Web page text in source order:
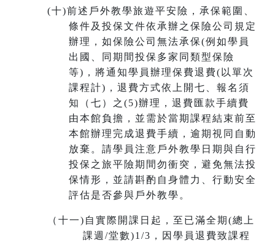
(十)前述戶外教學旅遊平安險，承保範圍、
條件及投保文件依承辦之保險公司規定
辦理，如保險公司無法承保(例如學員
出國、同期間投保多家同類型保險
等)，將通知學員辦理保費退費(以單次
課程計)，退費方式依上開七、報名須
知（七）之(5)辦理，退費匯款手續費
由本館負擔，並需於當期課程結束前至
本館辦理完成退費手續， 逾期視同自動
放棄 。請學員注意戶外教學日期與自行
投保之旅平險期間勿衝突，避免無法投
保情形，並請斟酌自身體力、行動安全
評估是否參與戶外教學。
（十一) 自實際開課日起，至已滿全期(總上
課週/堂數)1/3，因學員退費致課程